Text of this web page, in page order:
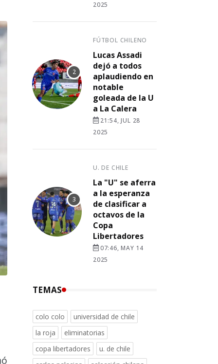
2025
FÚTBOL CHILENO
Lucas Assadi
dejó a todos
aplaudiendo en
notable
goleada de la U
a La Calera
21:54, JUL 28
2025
U. DE CHILE
La "U" se aferra
a la esperanza
de clasificar a
octavos de la
Copa
Libertadores
07:46, MAY 14
2025
TEMAS
colo colo
universidad de chile
la roja
eliminatorias
copa libertadores
u. de chile